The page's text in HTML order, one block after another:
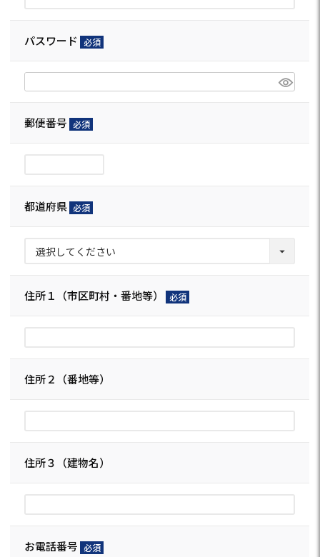
パスワード
須)
郵便番号
都道府県
住所１（市区町村・番地等）
住所２（番地等）
住所３（建物名）
お電話番号